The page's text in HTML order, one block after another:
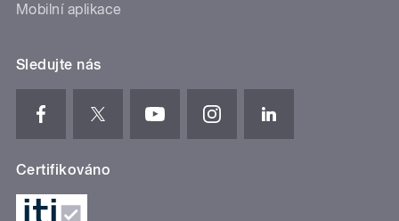
Mobilní aplikace
Sledujte nás
Certifikováno